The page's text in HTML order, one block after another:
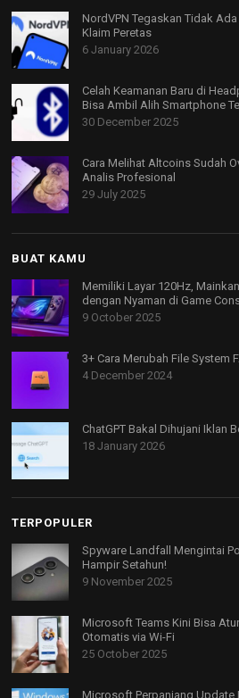
NordVPN Tegaskan Tidak
Klaim Peretas
6 January 2026
Celah Keamanan Baru di
Bisa Ambil Alih Smartphone
30 December 2025
Cara Melihat Altcoins Sudah
Analis Profesional
29 July 2025
BUAT KAMU
Memiliki Layar 120Hz,
dengan Nyaman di Game
9 October 2025
3+ Cara Merubah File System
4 December 2024
ChatGPT Bakal Dihujani Iklan
18 January 2026
TERPOPULER
Spyware Landfall Mengintai
Hampir Setahun!
9 November 2025
Microsoft Teams Kini Bisa
Otomatis via Wi-Fi
25 October 2025
Microsoft Perpanjang Update